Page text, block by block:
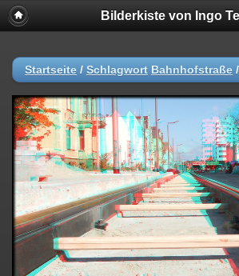
Bilderkiste von Ingo
Startseite / Schlagwort Bahnhofstraße /